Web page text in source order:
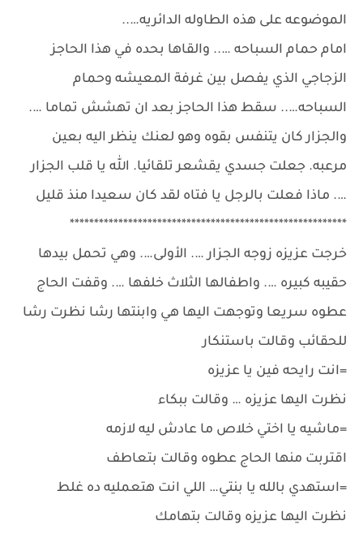
الموضوعه على هذه الطاوله الدائريه…..
امام حمام السباحه ….. والقاها بحده في هذا الحاجز
الزجاجي الذي يفصل بين غرفة المعيشه وحمام
السباحه….. سقط هذا الحاجز بعد ان تهشش تماما ….
والجزار كان يتنفس بقوه وهو لعنك ينظر اليه بعين
مرعبه. جعلت جسدي يقشعر تلقائيا. الله يا قلب الجزار
…. ماذا فعلت بالرجل يا فتاه لقد كان سعيدا منذ قليل
*********************************************************
خرجت عزيزه زوجه الجزار …. الأولى…. وهي تحمل بيدها
حقيبه كبيره …. واطفالها الثلاث خلفها …. وقفت الحاج
عطوه سريعا وتوجهت اليها هي وابنتها رشا نظرت رشا
للحقائب وقالت باستنكار
=انت رايحه فين يا عزيزه
نظرت اليها عزيزه … وقالت ببكاء
=ماشيه يا اختي خلاص ما عادش ليه لازمه
اقتربت منها الحاج عطوه وقالت بتعاطف
=استهدي بالله يا بنتي… اللي انت هتعمليه ده غلط
نظرت اليها عزيزه وقالت بتهامك